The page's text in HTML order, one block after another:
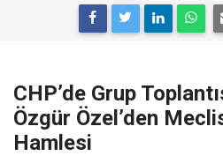
CHP’de Grup
Özgür Özel’den
Hamlesi